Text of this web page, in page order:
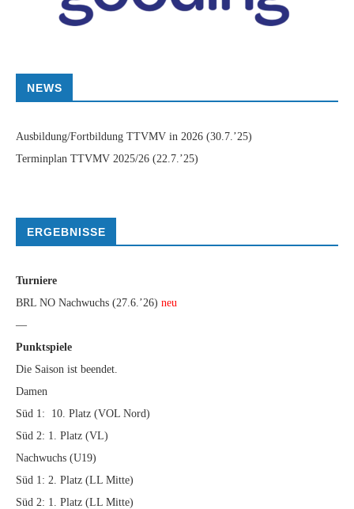
NEWS
Ausbildung/Fortbildung TTVMV in 2026 (30.7.’25)
Terminplan TTVMV 2025/26 (22.7.’25)
ERGEBNISSE
Turniere
BRL NO Nachwuchs (27.6.’26) neu
—
Punktspiele
Die Saison ist beendet.
Damen
Süd 1: 10. Platz (VOL Nord)
Süd 2: 1. Platz (VL)
Nachwuchs (U19)
Süd 1: 2. Platz (LL Mitte)
Süd 2: 1. Platz (LL Mitte)